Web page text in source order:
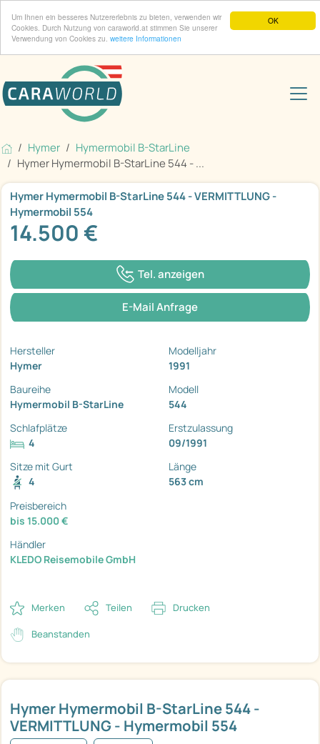
OK
Um Ihnen ein besseres Nutzererlebnis zu bieten, verwenden wir
Cookies. Durch Nutzung von caraworld.at stimmen Sie unserer
Verwendung von Cookies zu. weitere Informationen
Hymer
Hymermobil B-StarLine
Hymer Hymermobil B-StarLine 544 - ...
Hymer Hymermobil B-StarLine 544 -
VERMITTLUNG - Hymermobil 554
Hymer Hymermobil B-StarLine 544 - VERMITTLUNG -
Hymermobil 554
14.500 €
Tel. anzeigen
E-Mail Anfrage
Hersteller
Hymer
Modelljahr
1991
Baureihe
Hymermobil B-StarLine
Modell
544
Schlafplätze
4
Erstzulassung
09/1991
Sitze mit Gurt
4
Länge
563 cm
Preisbereich
bis 15.000 €
Händler
KLEDO Reisemobile GmbH
Merken Teilen Drucken
Beanstanden